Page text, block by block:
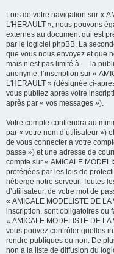
Lors de votre navigation sur «
L'HERAULT », nous pouvons
externes au document qui est
par le logiciel phpBB. La
que vous nous envoyez et que
mais n’est pas limité à — la
anonyme, l’inscription sur «
L'HERAULT » (désignée ci-
vous publiez après votre
après par « vos messages »).
Votre compte contiendra au
par « votre nom d’utilisateur »)
de vous connecter à votre
passe ») et une adresse de
compte sur « AMICALE
protégées par les lois de
héberge notre serveur. Toutes
d’utilisateur, de votre mot de
« AMICALE MODELISTE DE
inscription, sont obligatoires ou
« AMICALE MODELISTE DE
vous pouvez contrôler quelles
rendre publiques ou non. De
non à la liste de diffusion du